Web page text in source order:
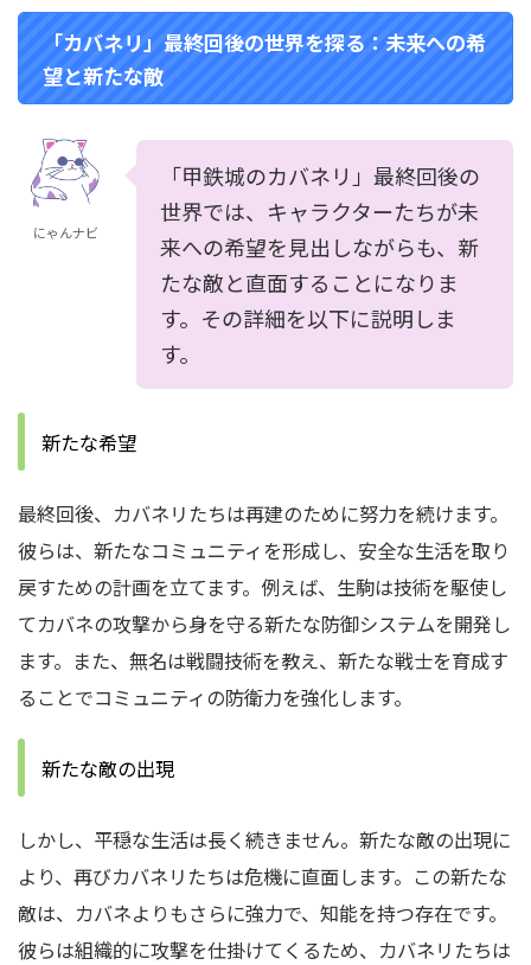
「カバネリ」最終回後の世界を探る：未来への希
望と新たな敵
にゃんナビ
「甲鉄城のカバネリ」最終回後の
世界では、キャラクターたちが未
来への希望を見出しながらも、新
たな敵と直面することになりま
す。その詳細を以下に説明しま
す。
新たな希望
最終回後、カバネリたちは再建のために努力を続けます。
彼らは、新たなコミュニティを形成し、安全な生活を取り
戻すための計画を立てます。例えば、生駒は技術を駆使し
てカバネの攻撃から身を守る新たな防御システムを開発し
ます。また、無名は戦闘技術を教え、新たな戦士を育成す
ることでコミュニティの防衛力を強化します。
新たな敵の出現
しかし、平穏な生活は長く続きません。新たな敵の出現に
より、再びカバネリたちは危機に直面します。この新たな
敵は、カバネよりもさらに強力で、知能を持つ存在です。
彼らは組織的に攻撃を仕掛けてくるため、カバネリたちは